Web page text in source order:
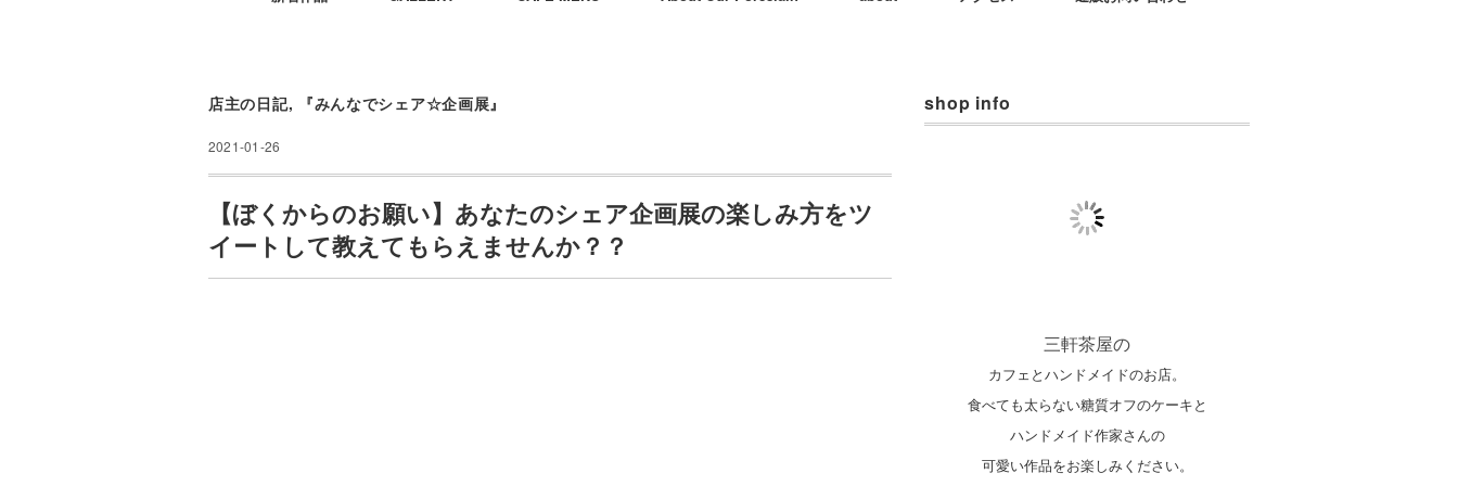
店主の日記, 『みんなでシェア☆企画展』
2021-01-26
【ぼくからのお願い】あなたのシェア企画展の楽しみ方をツ
イートして教えてもらえませんか？？
shop info
三軒茶屋の
カフェとハンドメイドのお店。
食べても太らない糖質オフのケーキと
ハンドメイド作家さんの
可愛い作品をお楽しみください。